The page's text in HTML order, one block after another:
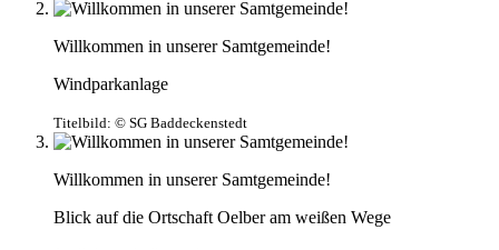
Willkommen in unserer Samtgemeinde!
Windparkanlage
Titelbild: © SG Baddeckenstedt
Willkommen in unserer Samtgemeinde!
Blick auf die Ortschaft Oelber am weißen Wege